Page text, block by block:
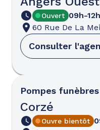
Ouvert 09h-12h
60 Rue De La
Consulter
Pompes funèbres
Corzé
Ouvre bientôt